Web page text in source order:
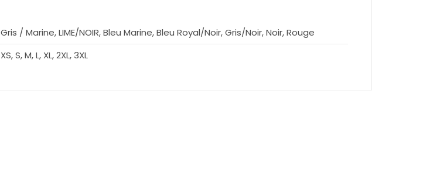
Gris / Marine, LIME/NOIR, Bleu Marine, Bleu Royal/Noir, Gris/Noir, Noir, Rouge
XS, S, M, L, XL, 2XL, 3XL